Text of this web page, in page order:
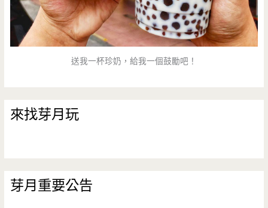
送我一杯珍奶，給我一個鼓勵吧！
來找芽月玩
芽月重要公告